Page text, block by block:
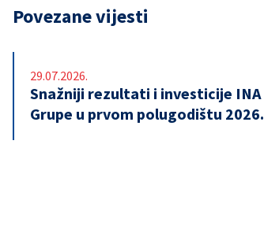
Povezane vijesti
29.07.2026.
Snažniji rezultati i investicije INA
Grupe u prvom polugodištu 2026.